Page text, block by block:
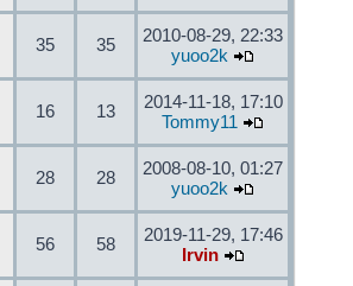
35 35
2010-08-29, 22:33
yuoo2k
16 13
2014-11-18, 17:10
Tommy11
28 28
2008-08-10, 01:27
yuoo2k
56 58
2019-11-29, 17:46
Irvin